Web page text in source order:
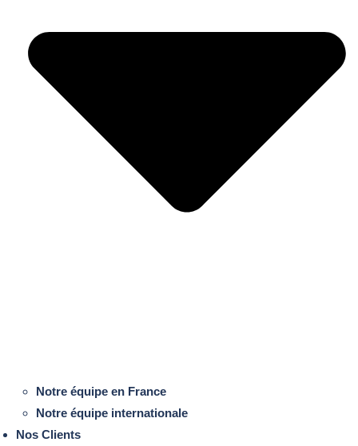
Notre équipe en France
Notre équipe internationale
Nos Clients